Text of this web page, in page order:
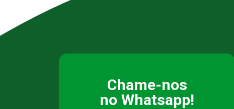
Chame-nos
no Whatsapp!